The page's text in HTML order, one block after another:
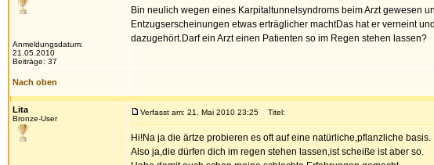
Anmeldungsdatum:
21.05.2010
Beiträge: 37
Bin neulich wegen eines Karpitaltunnelsyndroms beim Arzt gewesen
Entzugserscheinungen etwas erträglicher machtDas hat er verneint
dazugehört.Darf ein Arzt einen Patienten so im Regen stehen lassen?
Nach oben
Lita
Bronze-User
Verfasst am: 21. Mai 2010 23:25 Titel:
Hi!Na ja die ärtze probieren es oft auf eine natürliche,pflanzliche basis.
Also ja,die dürfen dich im regen stehen lassen,ist scheiße ist aber so.